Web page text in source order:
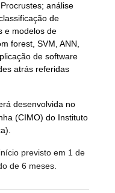
análise
de
e modelos de
forest, SVM, ANN,
de software
atrás referidas
desenvolvida no
(CIMO) do Instituto
previsto em 1 de
de 6 meses.